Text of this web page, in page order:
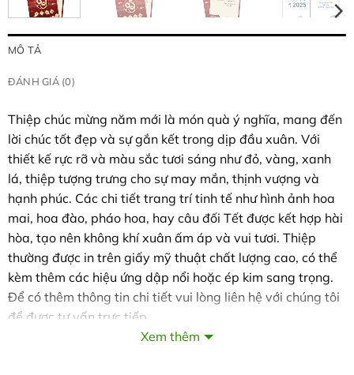
MÔ TẢ
ĐÁNH GIÁ (0)
Thiệp chúc mừng năm mới là món quà ý nghĩa, mang đến
lời chúc tốt đẹp và sự gắn kết trong dịp đầu xuân. Với
thiết kế rực rỡ và màu sắc tươi sáng như đỏ, vàng, xanh
lá, thiệp tượng trưng cho sự may mắn, thịnh vượng và
hạnh phúc. Các chi tiết trang trí tinh tế như hình ảnh hoa
mai, hoa đào, pháo hoa, hay câu đối Tết được kết hợp hài
hòa, tạo nên không khí xuân ấm áp và vui tươi. Thiệp
thường được in trên giấy mỹ thuật chất lượng cao, có thể
kèm thêm các hiệu ứng dập nổi hoặc ép kim sang trọng.
Để có thêm thông tin chi tiết vui lòng liên hệ với chúng tôi
để được tư vấn trực tiếp.
Xem thêm